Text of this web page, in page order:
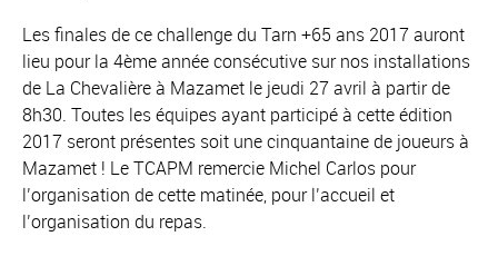
Les finales de ce challenge du Tarn +65 ans 2017 auront
lieu pour la 4ème année consécutive sur nos installations
de La Chevalière à Mazamet le jeudi 27 avril à partir de
8h30. Toutes les équipes ayant participé à cette édition
2017 seront présentes soit une cinquantaine de joueurs à
Mazamet ! Le TCAPM remercie Michel Carlos pour
l’organisation de cette matinée, pour l’accueil et
l’organisation du repas.